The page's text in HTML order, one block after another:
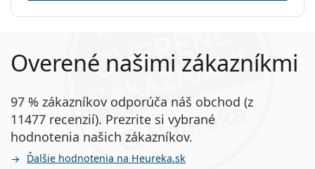
Overené našimi zákazníkmi
97 % zákazníkov odporúča náš obchod (z
11477 recenzií). Prezrite si vybrané
hodnotenia našich zákazníkov.
Ďalšie hodnotenia na Heureka.sk